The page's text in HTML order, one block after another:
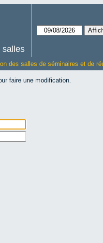
salles
des salles de séminaires et de
faire une modification.